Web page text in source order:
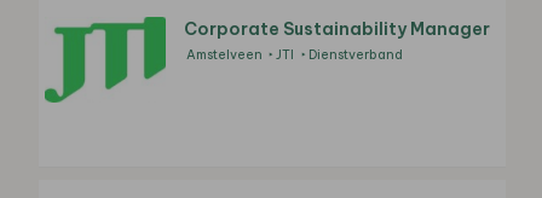
Corporate Sustainability Manager
Amstelveen JTI Dienstverband